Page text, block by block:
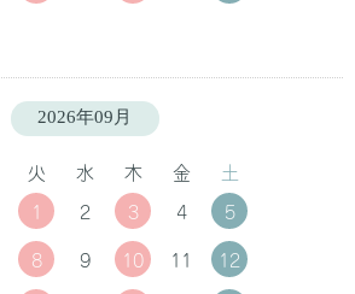
2026年09月
火 水 木 金
土
1
2 3 4
5
8 9 10 11
12